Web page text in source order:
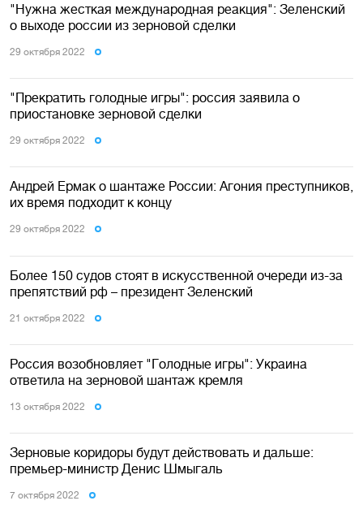
"Нужна жесткая международная реакция": Зеленский
о выходе россии из зерновой сделки
29 октября 2022
"Прекратить голодные игры": россия заявила о
приостановке зерновой сделки
29 октября 2022
Андрей Ермак о шантаже России: Агония преступников,
их время подходит к концу
29 октября 2022
Более 150 судов стоят в искусственной очереди из-за
препятствий рф – президент Зеленский
21 октября 2022
Россия возобновляет "Голодные игры": Украина
ответила на зерновой шантаж кремля
13 октября 2022
Зерновые коридоры будут действовать и дальше:
премьер-министр Денис Шмыгаль
7 октября 2022